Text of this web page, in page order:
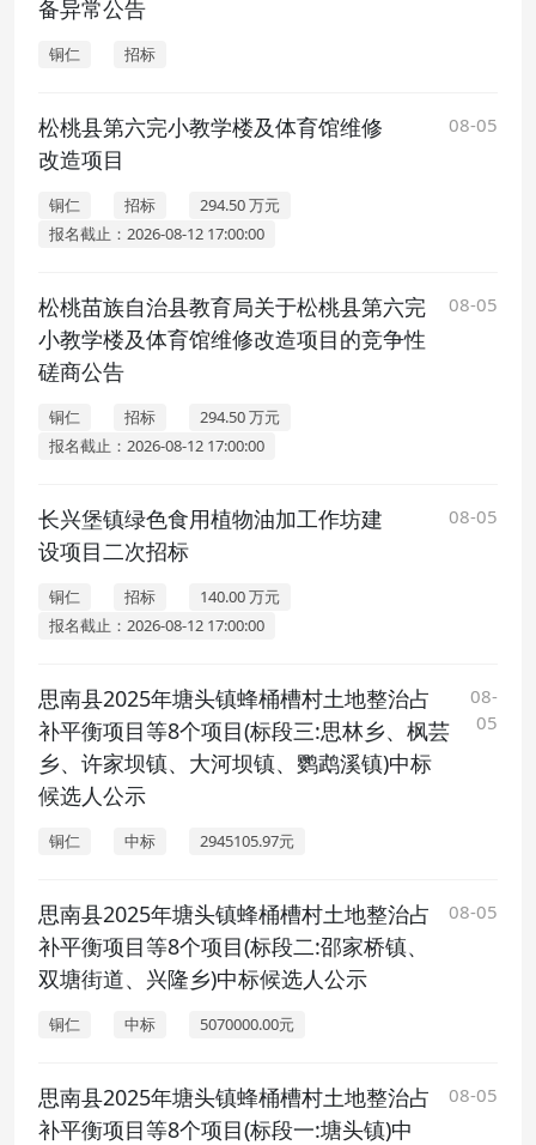
备异常公告
铜仁 招标
松桃县第六完小教学楼及体育馆维修
改造项目
08-05
铜仁 招标
294.50 万元
报名截止：2026-08-12 17:00:00
松桃苗族自治县教育局关于松桃县第六完
小教学楼及体育馆维修改造项目的竞争性
磋商公告
08-05
铜仁 招标
294.50 万元
报名截止：2026-08-12 17:00:00
长兴堡镇绿色食用植物油加工作坊建
设项目二次招标
08-05
铜仁 招标
140.00 万元
报名截止：2026-08-12 17:00:00
思南县2025年塘头镇蜂桶槽村土地整治占
补平衡项目等8个项目(标段三:思林乡、枫芸
乡、许家坝镇、大河坝镇、鹦鹉溪镇)中标
候选人公示
08-
05
铜仁 中标 2945105.97元
思南县2025年塘头镇蜂桶槽村土地整治占
补平衡项目等8个项目(标段二:邵家桥镇、
双塘街道、兴隆乡)中标候选人公示
08-05
铜仁 中标 5070000.00元
思南县2025年塘头镇蜂桶槽村土地整治占
补平衡项目等8个项目(标段一:塘头镇)中
08-05